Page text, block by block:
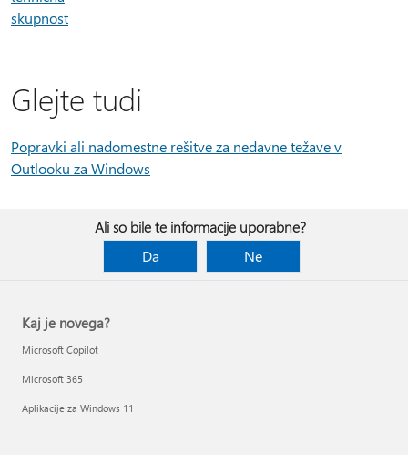
skupnost
Glejte tudi
Popravki ali nadomestne rešitve za nedavne težave v
Outlooku za Windows
Ali so bile te informacije uporabne?
Da
Ne
Kaj je novega?
Microsoft Copilot
Microsoft 365
Aplikacije za Windows 11